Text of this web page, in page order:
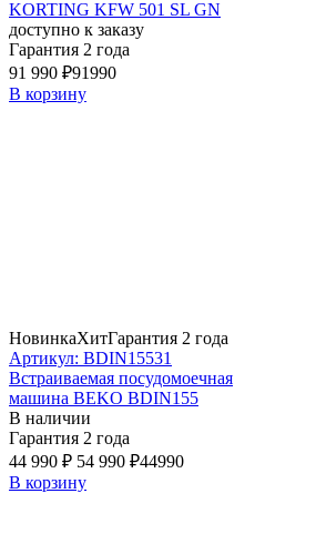
KORTING KFW 501 SL GN
доступно к заказу
Гарантия 2 года
91 990 ₽91990
В корзину
НовинкаХитГарантия 2 года
Артикул: BDIN15531
Встраиваемая посудомоечная
машина BEKO BDIN155
В наличии
Гарантия 2 года
44 990 ₽ 54 990 ₽44990
В корзину